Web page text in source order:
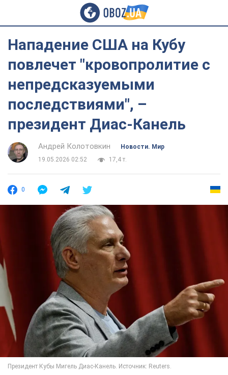
Нападение США на Кубу
повлечет "кровопролитие с
непредсказуемыми
последствиями", –
президент Диас-Канель
Андрей Колотовкин
Новости. Мир
19.05.2026 02:52
17,4 т.
0